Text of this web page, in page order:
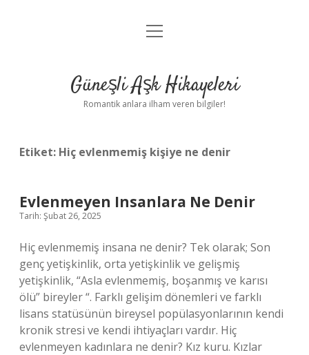
Anasayfa
Yasal Uyarı
menüyü
Güneşli Aşk Hikayeleri
Romantik anlara ilham veren bilgiler!
Etiket: Hiç evlenmemiş kişiye ne denir
Evlenmeyen Insanlara Ne Denir
Tarih: Şubat 26, 2025
Hiç evlenmemiş insana ne denir? Tek olarak; Son
genç yetişkinlik, orta yetişkinlik ve gelişmiş
yetişkinlik, “Asla evlenmemiş, boşanmış ve karısı
ölü” bireyler “. Farklı gelişim dönemleri ve farklı
lisans statüsünün bireysel popülasyonlarının kendi
kronik stresi ve kendi ihtiyaçları vardır. Hiç
evlenmeyen kadınlara ne denir? Kız kuru. Kızlar